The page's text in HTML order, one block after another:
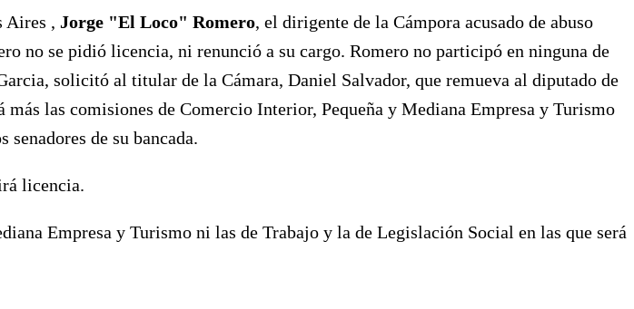
Aires , Jorge "El Loco" Romero, el dirigente de la Cámpora acusado de abuso
no se pidió licencia, ni renunció a su cargo. Romero no participó en ninguna de
solicitó al titular de la Cámara, Daniel Salvador, que remueva al diputado de
las comisiones de Comercio Interior, Pequeña y Mediana Empresa y Turismo
de su bancada.
licencia.
Empresa y Turismo ni las de Trabajo y la de Legislación Social en las que será